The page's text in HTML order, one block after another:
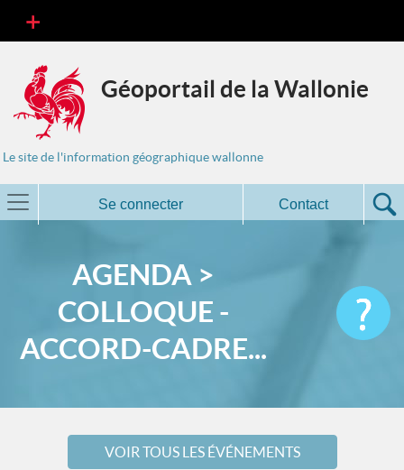
Géoportail de la Wallonie
Le site de l'information géographique wallonne
Se connecter Contact
AGENDA >
COLLOQUE -
ACCORD-CADRE...
VOIR TOUS LES ÉVÉNEMENTS